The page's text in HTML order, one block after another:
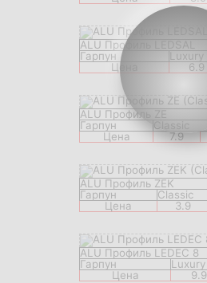
ALU Профиль LEDSAL
Гарпун
Luxury
Цена
6.9
ALU Профиль ZE
Гарпун
Classic
Цена
7.9
ALU Профиль ZEK
Гарпун
Classic
Цена
3.9
ALU Профиль LEDEC 8
Гарпун
Luxury
Цена
9.9